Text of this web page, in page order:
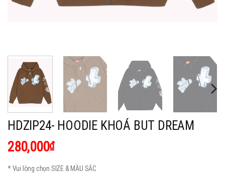
HDZIP24- HOODIE KHOÁ BUT DREAM
280,000₫
* Vui lòng chọn SIZE & MÀU SẮC